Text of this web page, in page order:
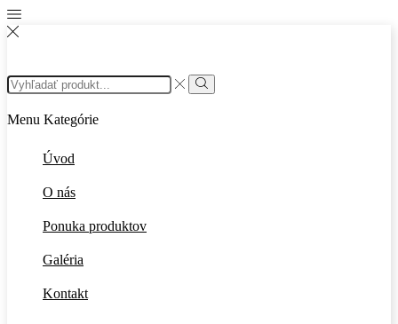
Menu Kategórie
Úvod
O nás
Ponuka produktov
Galéria
Kontakt